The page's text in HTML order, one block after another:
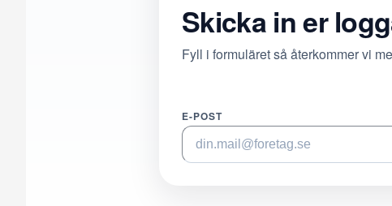
Skicka in er
Fyll i formuläret så återkommer vi
E-POST